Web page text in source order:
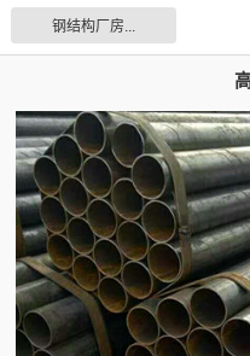
钢结构厂房...